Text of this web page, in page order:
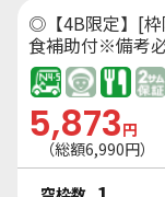
◎【4B限定】[
食補助付※備考
5,873円
（総額6,990円）